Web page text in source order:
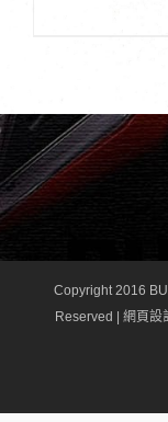
Copyright 2016
Reserved | 網頁設